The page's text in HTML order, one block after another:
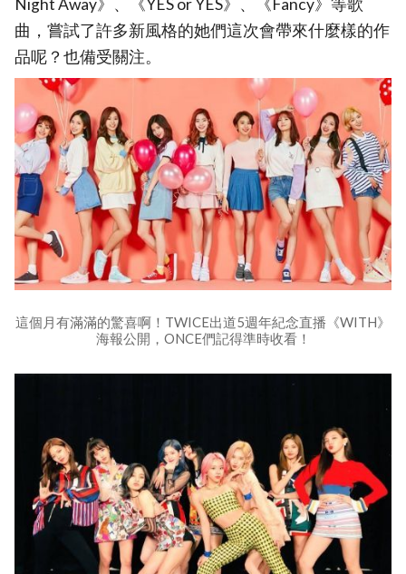
Night Away》、《YES or YES》、《Fancy》等歌
曲，嘗試了許多新風格的她們這次會帶來什麼樣的作
品呢？也備受關注。
這個月有滿滿的驚喜啊！TWICE出道5週年紀念直播《WITH》
海報公開，ONCE們記得準時收看！